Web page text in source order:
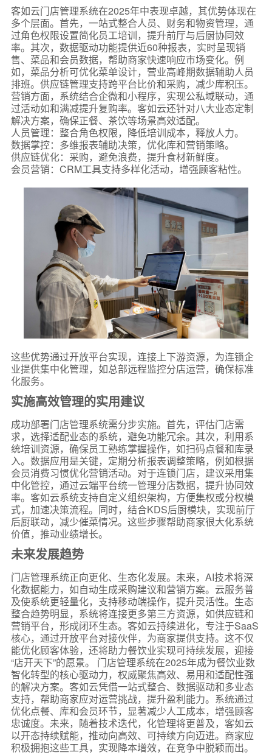
客如云门店管理系统在2025年中表现卓越，其优势体现在
多个层面。首先，一站式整合人员、财务和物资管理，通
过角色权限设置简化员工培训，提升前厅与后厨协同效
率。其次，数据驱动功能提供近60种报表，实时呈现销
售、菜品和会员数据，帮助商家快速响应市场变化。例
如，菜品分析可优化菜单设计，营业高峰期数据辅助人员
排班。供应链管理支持跨平台比价和采购，减少库积压。
营销方面，系统结合企微和小程序，实现公私域联动，通
过活动如和满减提升复购率。客如云还针对八大业态定制
解决方案，确保正餐、茶饮等场景高效适配。
人员管理：整合角色权限，降低培训成本，释放人力。
数据掌控：多维报表辅助决策，优化库和营销策略。
供应链优化：采购，避免浪费，提升食材新鲜度。
会员营销：CRM工具支持多样化活动，增强顾客粘性。
这些优势通过开放平台实现，连接上下游资源，为连锁企
业提供集中化管理，如总部远程监控分店运营，确保标准
化服务。
实施高效管理的实用建议
成功部署门店管理系统需分步实施。首先，评估门店需
求，选择适配业态的系统，避免功能冗余。其次，利用系
统培训资源，确保员工熟练掌握操作，如扫码点餐和库录
入。数据应用是关键，定期分析报表调整策略，例如根据
会员消费习惯优化营销活动。对于连锁门店，建议采用集
中化管控，通过云端平台统一管理分店数据，提升协同效
率。客如云系统支持自定义组织架构，方便集权或分权模
式，加速决策流程。同时，结合KDS后厨模块，实现前厅
后厨联动，减少催菜情况。这些步骤帮助商家很大化系统
价值，推动业绩增长。
未来发展趋势
门店管理系统正向更化、生态化发展。未来，AI技术将深
化数据能力，如自动生成采购建议和营销方案。云服务普
及使系统更轻量化，支持移动端操作，提升灵活性。生态
整合趋势明显，系统将连接更多第三方资源，如供应链和
营销平台，形成闭环生态。客如云持续进化，专注于SaaS
核心，通过开放平台对接伙伴，为商家提供支持。这不仅
能优化顾客体验，还将助力餐饮业实现可持续发展，迎接
“店开天下”的愿景。 门店管理系统在2025年成为餐饮业数
智化转型的核心驱动力，权威聚焦高效、易用和适配性强
的解决方案。客如云凭借一站式整合、数据驱动和多业态
支持，帮助商家应对运营挑战，提升盈利能力。系统通过
优化点餐、库和会员环节，显著减少人工成本，增强顾客
忠诚度。未来，随着技术迭代，化管理将更普及，客如云
以开态持续赋能，推动向高效、可持续方向迈进。商家应
积极拥抱这些工具，实现降本增效，在竞争中脱颖而出。